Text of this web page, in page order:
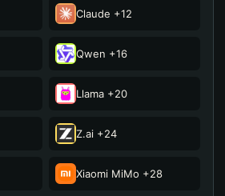
2,033
Claude +12
Qwen +16
Llama +20
Z.ai +24
Xiaomi MiMo +28